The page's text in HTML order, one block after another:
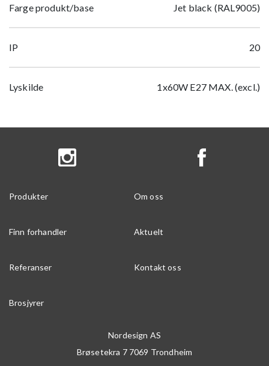
Farge produkt/base Jet black (RAL9005)
IP 20
Lyskilde 1x60W E27 MAX. (excl.)
Produkter Om oss
Finn forhandler Aktuelt
Referanser Kontakt oss
Brosjyrer
Nordesign AS
Brøsetekra 7 7069 Trondheim